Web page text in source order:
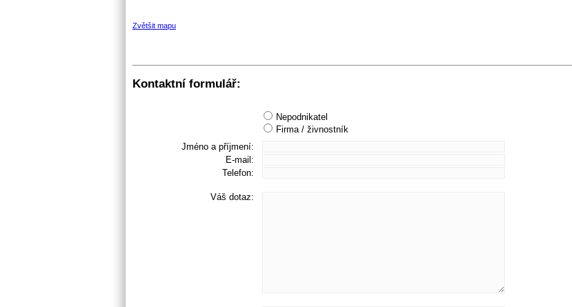
Zvětšit mapu
Kontaktní formulář:
Nepodnikatel
Firma / živnostník
Jméno a příjmení:
E-mail:
Telefon:
Váš dotaz: